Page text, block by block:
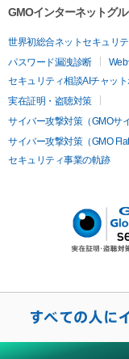
GMOインターネットグ
世界初総合ネットセキュリ
パスワード漏洩診断
セキュリティ相談AIチャット
実在証明・盗聴対策
サイバー攻撃対策（GMOサ
サイバー攻撃対策（GMO
セキュリティ事業の軌跡